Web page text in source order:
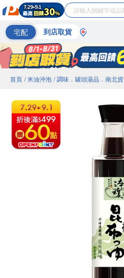
宅配 到店取貨
首頁 / 米油沖泡 / 調味．罐頭湯品．南北貨